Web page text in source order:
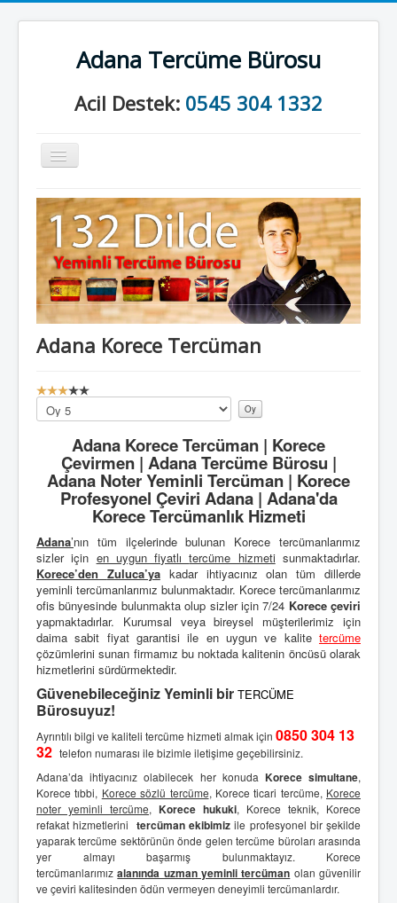
Adana Tercüme Bürosu
Acil Destek: 0545 304 1332
Gezinme
geçişini
Anasayfa
Kurumsal
Neler Yapıyoruz?
İletişim
Adana Korece Tercüman
K
l
y
u
:
3
/
5
Lütfen
oylayın
Adana Korece Tercüman | Korece
Çevirmen | Adana Tercüme Bürosu |
Adana Noter Yeminli Tercüman | Korece
Profesyonel Çeviri Adana | Adana'da
Korece Tercümanlık Hizmeti
Adana’nın tüm ilçelerinde bulunan Korece tercümanlarımız
sizler için en uygun fiyatlıtercüme hizmetisunmaktadırlar.
Korece’den Zuluca’yakadar ihtiyacınız olan tüm dillerde
yeminli tercümanlarımız bulunmaktadır. Korece tercümanlarımız
ofis bünyesinde bulunmakta olup sizler için 7/24 Korece çeviri
yapmaktadırlar. Kurumsal veya bireysel müşterilerimiz için
daima sabit fiyat garantisi ile en uygun ve kalite tercüme
çözümlerini sunan firmamız bu noktada kalitenin öncüsü olarak
hizmetlerini sürdürmektedir.
Güvenebileceğiniz Yeminli bir TERCÜME
Bürosuyuz!
Ayrıntılı bilgi ve kaliteli tercüme hizmeti almak için 0850 304 13
32 telefon numarası ile bizimle iletişime geçebilirsiniz.
Adana’da ihtiyacınız olabilecek her konuda Korece simultane,
Korece tıbbi, Korece sözlü tercüme, Korece ticari tercüme, Korece
noter yeminli tercüme, Korece hukuki, Korece teknik, Korece
refakat hizmetlerini tercüman ekibimiz ile profesyonel bir şekilde
yaparak tercüme sektörünün önde gelen tercüme büroları arasında
yer almayı başarmış bulunmaktayız. Korece
tercümanlarımızalanında uzman yeminli tercüman olan güvenilir
ve çeviri kalitesinden ödün vermeyen deneyimli tercümanlardır.